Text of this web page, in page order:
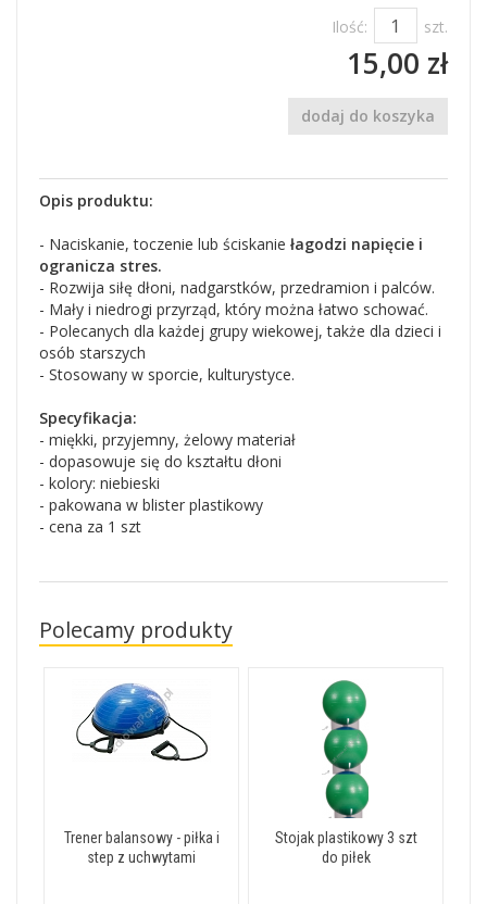
Ilość: szt.
15,00 zł
dodaj do koszyka
Opis produktu:
- Naciskanie, toczenie lub ściskanie łagodzi napięcie i
ogranicza stres.
- Rozwija siłę dłoni, nadgarstków, przedramion i palców.
- Mały i niedrogi przyrząd, który można łatwo schować.
- Polecanych dla każdej grupy wiekowej, także dla dzieci i
osób starszych
- Stosowany w sporcie, kulturystyce.
Specyfikacja:
- miękki, przyjemny, żelowy materiał
- dopasowuje się do kształtu dłoni
- kolory: niebieski
- pakowana w blister plastikowy
- cena za 1 szt
Polecamy produkty
Trener balansowy - piłka i
step z uchwytami
Stojak plastikowy 3 szt
do piłek